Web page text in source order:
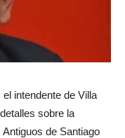
el intendente de Villa
sobre la
de Santiago